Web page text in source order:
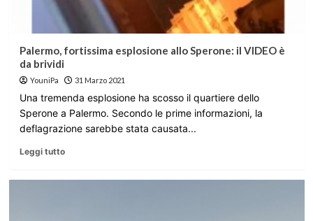
Palermo, fortissima esplosione allo Sperone: il VIDEO è
da brividi
YouniPa 31 Marzo 2021
Una tremenda esplosione ha scosso il quartiere dello
Sperone a Palermo. Secondo le prime informazioni, la
deflagrazione sarebbe stata causata...
Leggi tutto